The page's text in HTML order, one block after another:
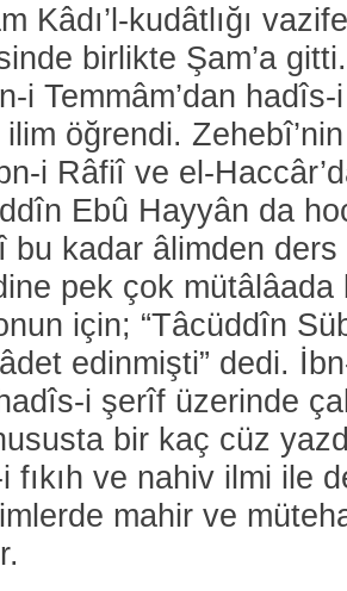
Kâdı’l-kudâtlığı
birlikte Şam’a
i Temmâm’dan
ilim öğrendi.
i Râfiî ve el-
Ebû Hayyân da
bu kadar âlimden ders
pek çok
için; “Tâcüddîn
âdet edinmişti” dedi.
i şerîf üzerinde
bir kaç cüz
i fıkıh ve nahiv ilmi ile
mahir ve